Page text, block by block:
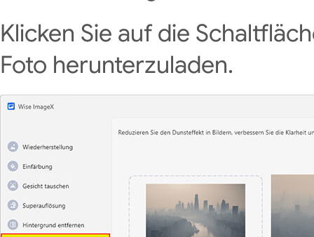
Klicken Sie auf die
Foto herunterzuladen.